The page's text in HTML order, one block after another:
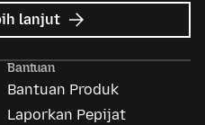
lanjut tentang
Iklan
Bantuan
Bantuan Produk
Laporkan Pepijat